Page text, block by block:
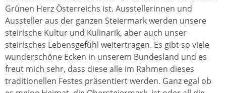
Grünen Herz Österreichs ist. Ausstellerinnen und
Aussteller aus der ganzen Steiermark werden unsere
steirische Kultur und Kulinarik, aber auch unser
steirisches Lebensgefühl weitertragen. Es gibt so viele
wunderschöne Ecken in unserem Bundesland und es
freut mich sehr, dass diese alle im Rahmen dieses
traditionellen Festes präsentiert werden. Ganz egal ob